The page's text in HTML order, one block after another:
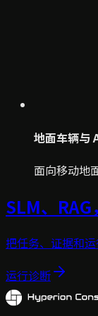
地面车辆与
面向移动地
SLM、RAG
把任务、证据和
运行诊断